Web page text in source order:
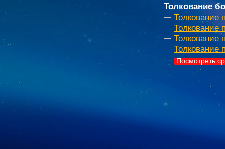
Толкование
Толкование
Толкование
Толкование
Толкование
Посмотреть